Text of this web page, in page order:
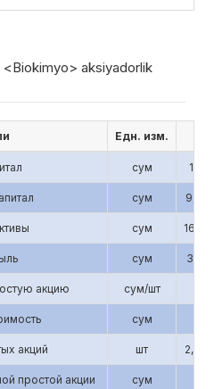
aksiyadorlik
Едн. изм.
сум
сум
сум
сум
акцию сум/шт
сум
акций шт
простой акции сум